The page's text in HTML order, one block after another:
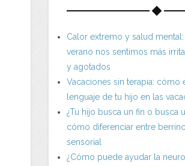
Calor extremo y salud
verano nos sentimos más
y agotados
Vacaciones sin terapia: cómo
lenguaje de tu hijo en las
¿Tu hijo busca un fin o busca
cómo diferenciar entre
sensorial
¿Cómo puede ayudar la